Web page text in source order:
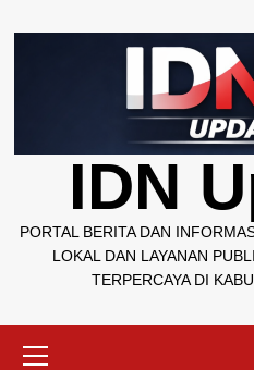
to
IDN
PORTAL BERITA DAN
LOKAL DAN LAYANAN
TERPERCAYA DI
Menu